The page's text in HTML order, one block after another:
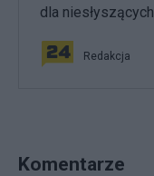
dla niesłyszących
Redakcja
Komentarze